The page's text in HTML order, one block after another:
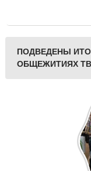
ПОДВЕДЕНЫ
ОБЩЕЖИТИЯХ